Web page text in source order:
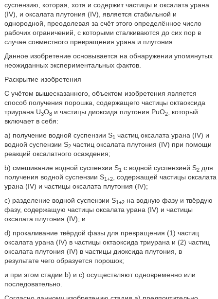
суспензию, которая, хотя и содержит частицы и оксалата урана
(IV), и оксалата плутония (IV), является стабильной и
однородной, преодолевая за счёт этого определённое число
рабочих ограничений, с которыми сталкиваются до сих пор в
случае совместного превращения урана и плутония.
Данное изобретение основывается на обнаружении упомянутых
неожиданных экспериментальных фактов.
Раскрытие изобретения
С учётом вышесказанного, объектом изобретения является
способ получения порошка, содержащего частицы октаоксида
триурана U3O8и частицы диоксида плутония PuO2, который
включает в себя:
a) получение водной суспензии S1 частиц оксалата урана (IV) и
водной суспензии S2частиц оксалата плутония (IV) при помощи
реакций оксалатного осаждения;
b) смешивание водной суспензии S1 с водной суспензией S2для
получения водной суспензии S1+2, содержащей частицы оксалата
урана (IV) и частицы оксалата плутония (IV);
c) разделение водной суспензии S1+2на водную фазу и твёрдую
фазу, содержащую частицы оксалата урана (IV) и частицы
оксалата плутония (IV); и
d) прокаливание твёрдой фазы для превращения (1) частиц
оксалата урана (IV) в частицы октаоксида триурана и (2) частиц
оксалата плутония (IV) в частицы диоксида плутония, в
результате чего образуется порошок;
и при этом стадии b) и c) осуществляют одновременно или
последовательно.